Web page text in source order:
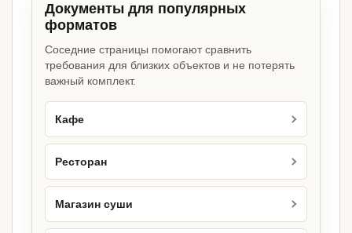
Документы для популярных
форматов
Соседние страницы помогают сравнить
требования для близких объектов и не потерять
важный комплект.
Кафе
Ресторан
Магазин суши